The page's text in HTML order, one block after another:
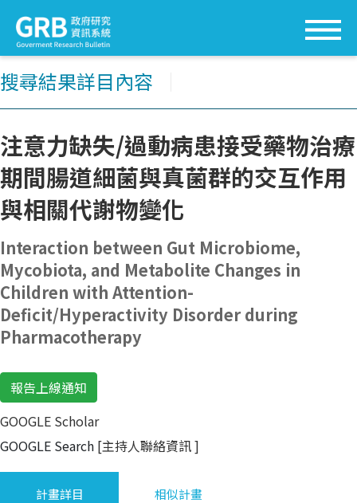
搜尋結果詳目內容
注意力缺失/過動病患接受藥物治療
期間腸道細菌與真菌群的交互作用
與相關代謝物變化
Interaction between Gut Microbiome,
Mycobiota, and Metabolite Changes in
Children with Attention-
Deficit/Hyperactivity Disorder during
Pharmacotherapy
報告上線通知
GOOGLE Scholar
GOOGLE Search [主持人聯絡資訊]
計畫詳目 相似計畫